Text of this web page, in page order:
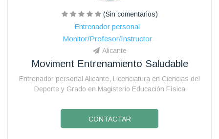
(Sin comentarios)
Entrenador personal
Monitor/Profesor/Instructor
Alicante
Moviment Entrenamiento Saludable
Entrenador personal Alicante, Licenciatura en Ciencias del
Deporte y Grado en Magisterio Educación Física
CONTACTAR